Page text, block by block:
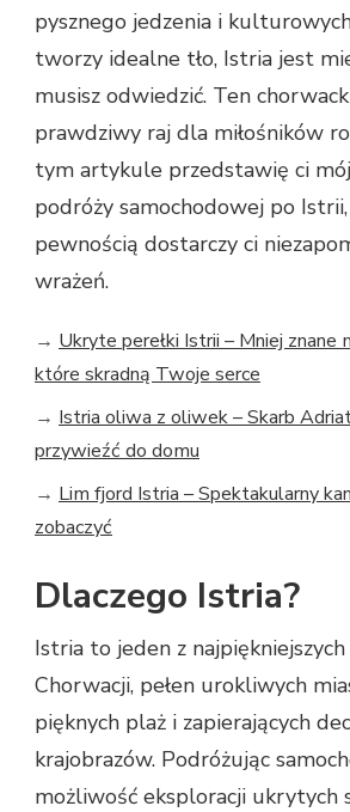
pysznego jedzenia i
tworzy idealne tło, Istria jest
musisz odwiedzić. Ten
prawdziwy raj dla miłośników
tym artykule przedstawię ci
podróży samochodowej po
pewnością dostarczy ci
wrażeń.
→ Ukryte perełki Istrii – Mniej znane
które skradną Twoje serce
→ Istria oliwa z oliwek – Skarb
przywieźć do domu
→ Lim fjord Istria – Spektakularny
zobaczyć
Dlaczego Istria?
Istria to jeden z
Chorwacji, pełen urokliwych
pięknych plaż i zapierających
krajobrazów. Podróżując
możliwość eksploracji ukrytych